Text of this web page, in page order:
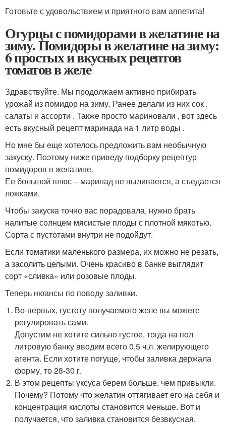
Готовьте с удовольствием и приятного вам аппетита!
Огурцы с помидорами в желатине на
зиму. Помидоры в желатине на зиму:
6 простых и вкусных рецептов
томатов в желе
Здравствуйте. Мы продолжаем активно прибирать
урожай из помидор на зиму. Ранее делали из них сок ,
салаты и ассорти . Также просто мариновали , вот здесь
есть вкусный рецепт маринада на 1 литр воды .
Но мне бы еще хотелось предложить вам необычную
закуску. Поэтому ниже приведу подборку рецептур
помидоров в желатине.
Ее большой плюс – маринад не выливается, а съедается
ложками.
Чтобы закуска точно вас порадовала, нужно брать
налитые солнцем мясистые плоды с плотной мякотью.
Сорта с пустотами внутри не подойдут.
Если томатики маленького размера, их можно не резать,
а засолить целыми. Очень красиво в банке выглядит
сорт «сливка» или розовые плоды.
Теперь нюансы по поводу заливки.
Во-первых, густоту получаемого желе вы можете
регулировать сами.
Допустим не хотите сильно густое, тогда на пол
литровую банку вводим всего 0,5 ч.л. желирующего
агента. Если хотите погуще, чтобы заливка держала
форму, то 28-30 г.
В этом рецепты уксуса берем больше, чем привыкли.
Почему? Потому что желатин оттягивает его на себя и
концентрация кислоты становится меньше. Вот и
получается, что заливка становится безвкусная.